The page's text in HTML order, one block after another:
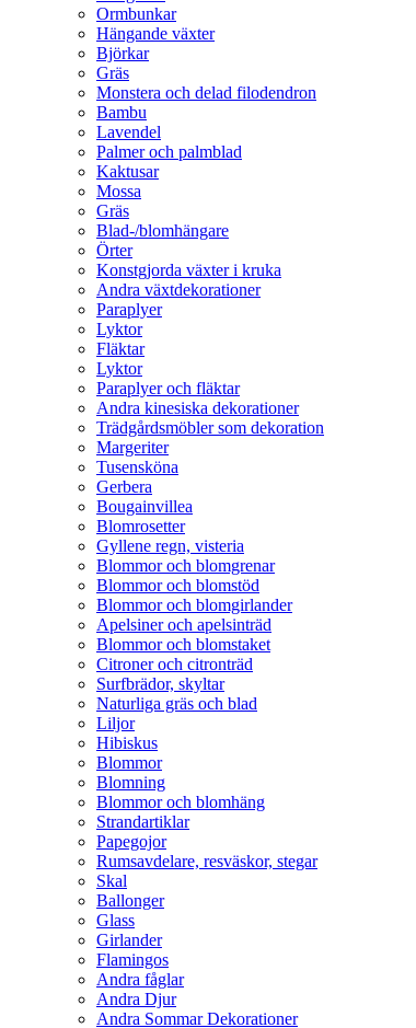
Ormbunkar
Hängande växter
Björkar
Gräs
Monstera och delad filodendron
Bambu
Lavendel
Palmer och palmblad
Kaktusar
Mossa
Gräs
Blad-/blomhängare
Örter
Konstgjorda växter i kruka
Andra växtdekorationer
Paraplyer
Lyktor
Fläktar
Lyktor
Paraplyer och fläktar
Andra kinesiska dekorationer
Trädgårdsmöbler som dekoration
Margeriter
Tusensköna
Gerbera
Bougainvillea
Blomrosetter
Gyllene regn, visteria
Blommor och blomgrenar
Blommor och blomstöd
Blommor och blomgirlander
Apelsiner och apelsinträd
Blommor och blomstaket
Citroner och citronträd
Surfbrädor, skyltar
Naturliga gräs och blad
Liljor
Hibiskus
Blommor
Blomning
Blommor och blomhäng
Strandartiklar
Papegojor
Rumsavdelare, resväskor, stegar
Skal
Ballonger
Glass
Girlander
Flamingos
Andra fåglar
Andra Djur
Andra Sommar Dekorationer